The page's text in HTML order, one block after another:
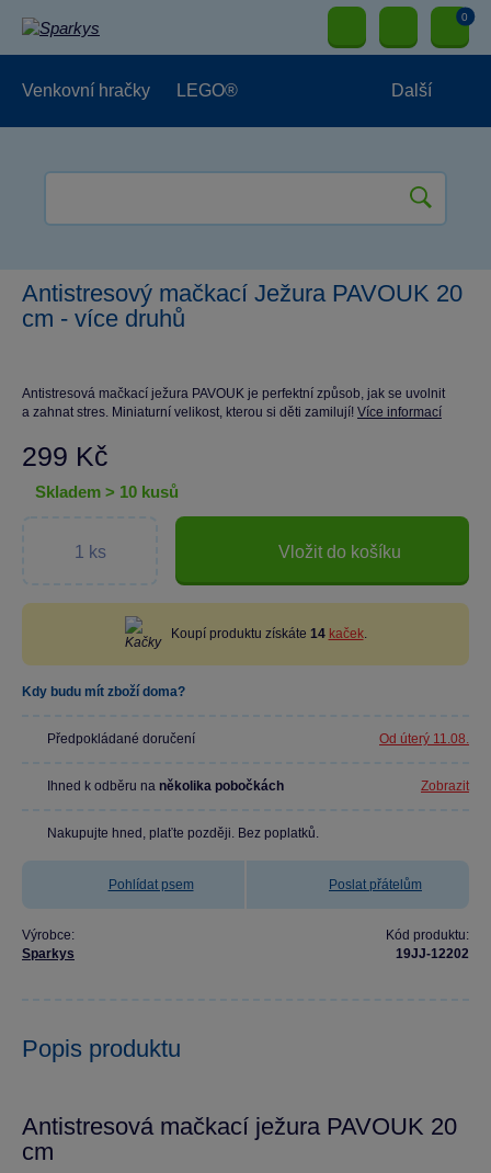
0
Venkovní hračky LEGO® Další
Antistresový mačkací Ježura PAVOUK 20
cm - více druhů
Antistresová mačkací ježura PAVOUK je perfektní způsob, jak se uvolnit
a zahnat stres. Miniaturní velikost, kterou si děti zamilují! Více informací
299 Kč
skladem > 10 kusů
Vložit do košíku
Koupí produktu získáte 14 kaček.
Kdy budu mít zboží doma?
Předpokládané doručení Od úterý 11.08.
Ihned k odběru na několika pobočkách Zobrazit
Nakupujte hned, plaťte později. Bez poplatků.
Pohlídat psem Poslat přátelům
Výrobce:
Sparkys
Kód produktu:
19JJ-12202
Popis produktu
Antistresová mačkací ježura PAVOUK 20
cm